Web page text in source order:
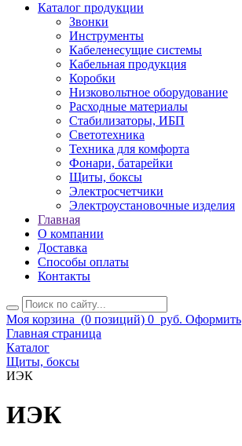
Каталог продукции
Звонки
Инструменты
Кабеленесущие системы
Кабельная продукция
Коробки
Низковольтное оборудование
Расходные материалы
Стабилизаторы, ИБП
Светотехника
Техника для комфорта
Фонари, батарейки
Щиты, боксы
Электросчетчики
Электроустановочные изделия
Главная
О компании
Доставка
Способы оплаты
Контакты
Моя корзина (0 позиций) 0 руб. Оформить
Главная страница
Каталог
Щиты, боксы
ИЭК
ИЭК